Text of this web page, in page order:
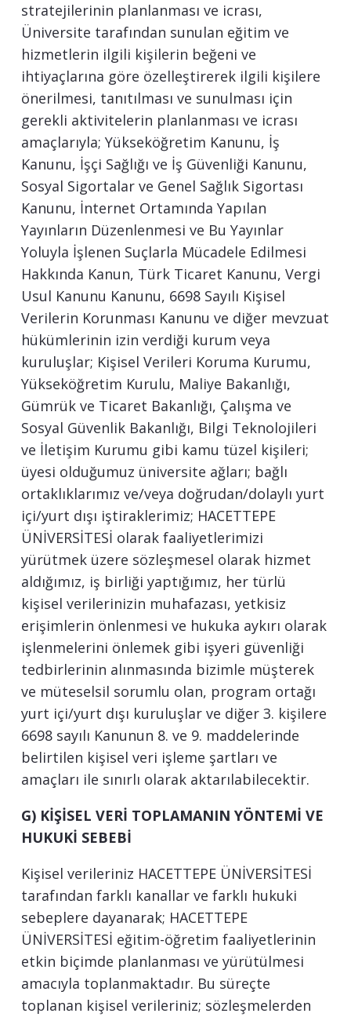
stratejilerinin planlanması ve icrası,
Üniversite tarafından sunulan eğitim ve
hizmetlerin ilgili kişilerin beğeni ve
ihtiyaçlarına göre özelleştirerek ilgili kişilere
önerilmesi, tanıtılması ve sunulması için
gerekli aktivitelerin planlanması ve icrası
amaçlarıyla; Yükseköğretim Kanunu, İş
Kanunu, İşçi Sağlığı ve İş Güvenliği Kanunu,
Sosyal Sigortalar ve Genel Sağlık Sigortası
Kanunu, İnternet Ortamında Yapılan
Yayınların Düzenlenmesi ve Bu Yayınlar
Yoluyla İşlenen Suçlarla Mücadele Edilmesi
Hakkında Kanun, Türk Ticaret Kanunu, Vergi
Usul Kanunu Kanunu, 6698 Sayılı Kişisel
Verilerin Korunması Kanunu ve diğer mevzuat
hükümlerinin izin verdiği kurum veya
kuruluşlar; Kişisel Verileri Koruma Kurumu,
Yükseköğretim Kurulu, Maliye Bakanlığı,
Gümrük ve Ticaret Bakanlığı, Çalışma ve
Sosyal Güvenlik Bakanlığı, Bilgi Teknolojileri
ve İletişim Kurumu gibi kamu tüzel kişileri;
üyesi olduğumuz üniversite ağları; bağlı
ortaklıklarımız ve/veya doğrudan/dolaylı yurt
içi/yurt dışı iştiraklerimiz; HACETTEPE
ÜNİVERSİTESİ olarak faaliyetlerimizi
yürütmek üzere sözleşmesel olarak hizmet
aldığımız, iş birliği yaptığımız, her türlü
kişisel verilerinizin muhafazası, yetkisiz
erişimlerin önlenmesi ve hukuka aykırı olarak
işlenmelerini önlemek gibi işyeri güvenliği
tedbirlerinin alınmasında bizimle müşterek
ve müteselsil sorumlu olan, program ortağı
yurt içi/yurt dışı kuruluşlar ve diğer 3. kişilere
6698 sayılı Kanunun 8. ve 9. maddelerinde
belirtilen kişisel veri işleme şartları ve
amaçları ile sınırlı olarak aktarılabilecektir.
G) KİŞİSEL VERİ TOPLAMANIN YÖNTEMİ VE
HUKUKİ SEBEBİ
Kişisel verileriniz HACETTEPE ÜNİVERSİTESİ
tarafından farklı kanallar ve farklı hukuki
sebeplere dayanarak; HACETTEPE
ÜNİVERSİTESİ eğitim-öğretim faaliyetlerinin
etkin biçimde planlanması ve yürütülmesi
amacıyla toplanmaktadır. Bu süreçte
toplanan kişisel verileriniz; sözleşmelerden